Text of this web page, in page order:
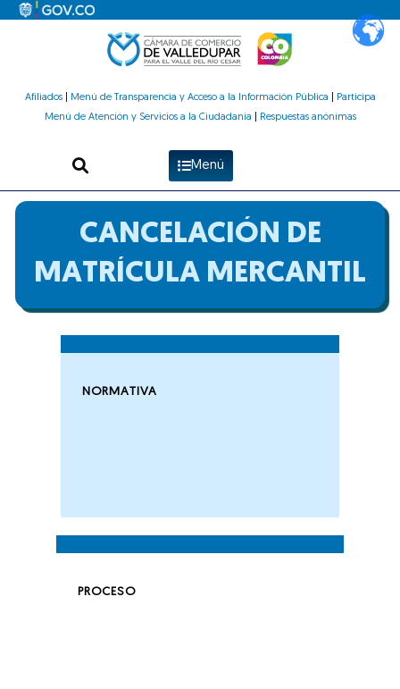
Afiliados| Menú de Transparencia y Acceso a la Información Pública
Participa
Menú de Atención y Servicios a la Ciudadanía
Respuestas anónimas
Menú
CANCELACIÓN DE
MATRÍCULA MERCANTIL
NORMATIVA
PROCESO